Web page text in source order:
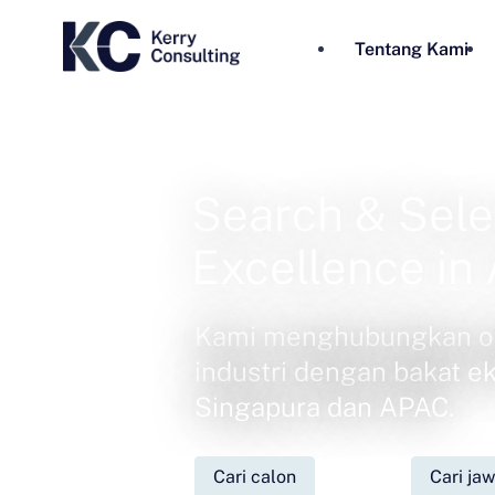
Tentang Kami
Kami menghubungkan
industri dengan bakat
Singapura dan APAC.
Cari calon Cari